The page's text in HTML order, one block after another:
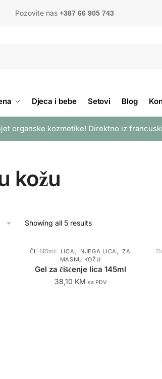
Pozovite nas +387 66 905 743
Djeca i bebe Setovi Blog
organske kozmetike! Direktno iz
kožu
Showing all 5 results
145ml
ČIŠĆENJE LICA , NJEGA LICA ,ZA
MASNU KOŽU
Gel za čišćenje lica 145ml
38,10 KM sa PDV